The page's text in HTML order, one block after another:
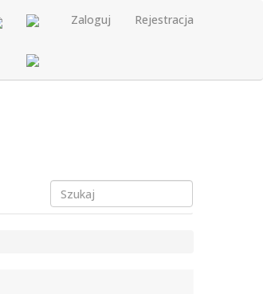
Zaloguj Rejestracja